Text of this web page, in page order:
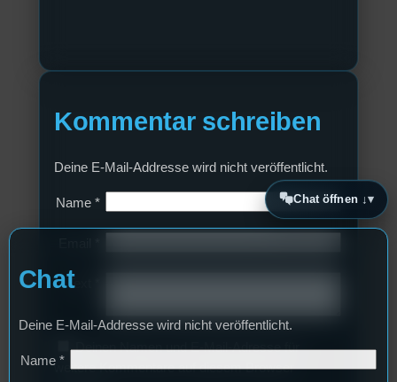
Kommentar schreiben
Deine E-Mail-Addresse wird nicht veröffentlicht.
Name *
Text
Deinen Namen und E-Mail-Adresse für
weitere Kommentare auf diesem Browser
Chat öffnen ↓
Chat
Deine E-Mail-Addresse wird nicht veröffentlicht.
Name *